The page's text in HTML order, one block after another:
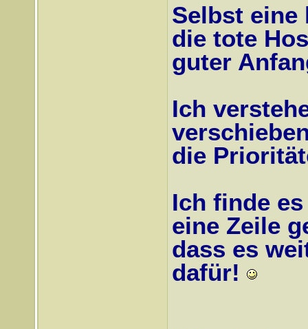
Selbst
die tote
guter
Ich
die
Ich finde
eine Zeile
dass es
dafür!